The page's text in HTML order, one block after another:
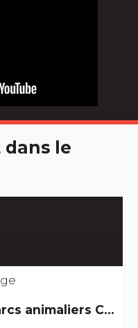
le
Curiosités naturelles